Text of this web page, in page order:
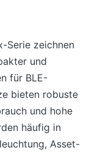
Serie zeichnen
und
für BLE-
bieten robuste
und hohe
häufig in
Asset-